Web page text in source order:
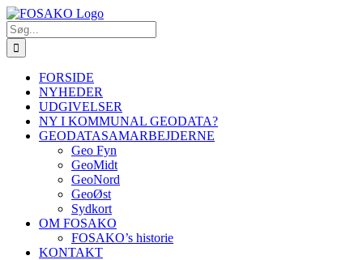
Skip
to
content
Søg
efter:
FORSIDE
NYHEDER
UDGIVELSER
NY I KOMMUNAL GEODATA?
GEODATASAMARBEJDERNE
Geo Fyn
GeoMidt
GeoNord
GeoØst
Sydkort
OM FOSAKO
FOSAKO’s historie
KONTAKT